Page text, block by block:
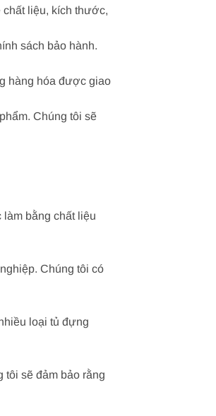
chất liệu, kích thước,
sách bảo hành.
hàng hóa được giao
Chúng tôi sẽ
bằng chất liệu
Chúng tôi có
loại tủ đựng
tôi sẽ đảm bảo rằng